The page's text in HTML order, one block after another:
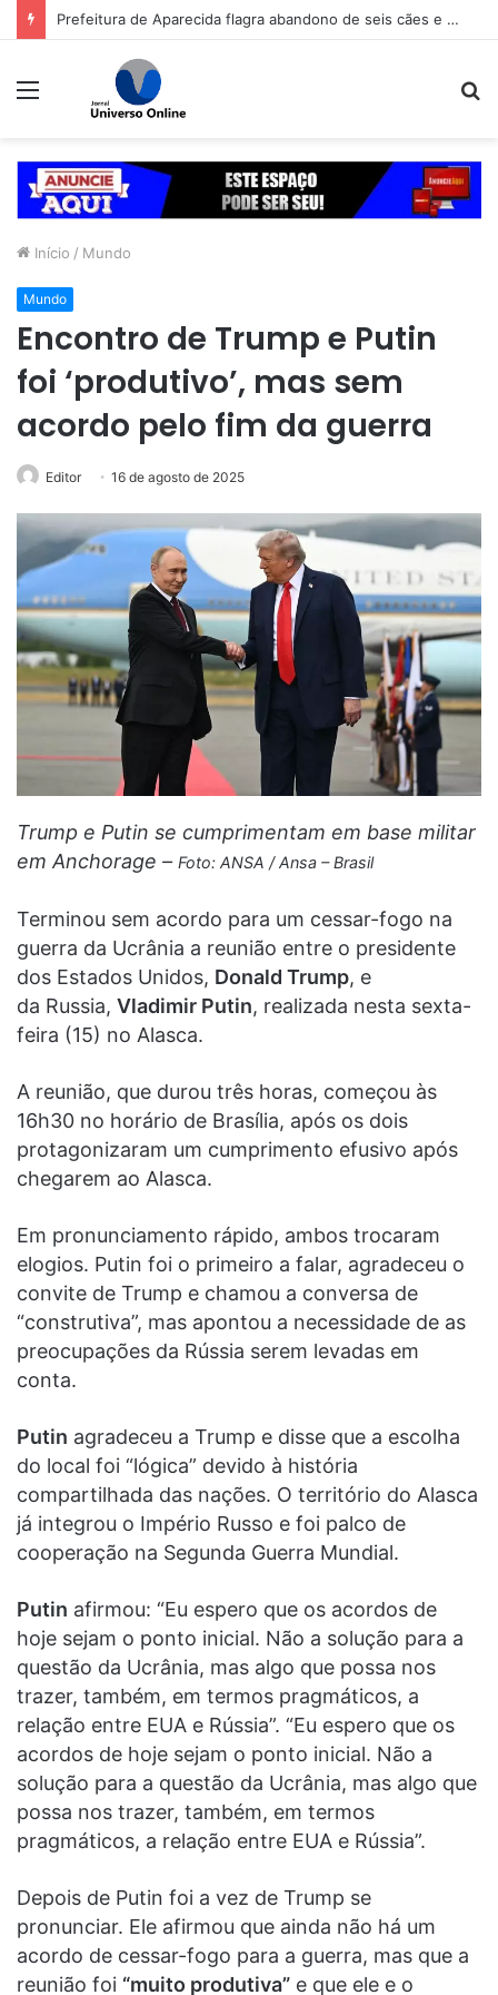
Prefeitura de Goiânia intensifica trabalho de enfrentamento da violência contra a mulher durante campanha Agosto Lilás
Menu
Início / Mundo
Mundo
Encontro de Trump e Putin
foi ‘produtivo’, mas sem
acordo pelo fim da guerra
Editor 16 de agosto de 2025
Trump e Putin se cumprimentam em base militar
em Anchorage – Foto: ANSA / Ansa – Brasil
Terminou sem acordo para um cessar-fogo na
guerra da Ucrânia a reunião entre o presidente
dos Estados Unidos, Donald Trump, e
da Russia, Vladimir Putin, realizada nesta sexta-
feira (15) no Alasca.
A reunião, que durou três horas, começou às
16h30 no horário de Brasília, após os dois
protagonizaram um cumprimento efusivo após
chegarem ao Alasca.
Em pronunciamento rápido, ambos trocaram
elogios. Putin foi o primeiro a falar, agradeceu o
convite de Trump e chamou a conversa de
“construtiva”, mas apontou a necessidade de as
preocupações da Rússia serem levadas em
conta.
Putin agradeceu a Trump e disse que a escolha
do local foi “lógica” devido à história
compartilhada das nações. O território do Alasca
já integrou o Império Russo e foi palco de
cooperação na Segunda Guerra Mundial.
Putin afirmou: “Eu espero que os acordos de
hoje sejam o ponto inicial. Não a solução para a
questão da Ucrânia, mas algo que possa nos
trazer, também, em termos pragmáticos, a
relação entre EUA e Rússia”. “Eu espero que os
acordos de hoje sejam o ponto inicial. Não a
solução para a questão da Ucrânia, mas algo que
possa nos trazer, também, em termos
pragmáticos, a relação entre EUA e Rússia”.
Depois de Putin foi a vez de Trump se
pronunciar. Ele afirmou que ainda não há um
acordo de cessar-fogo para a guerra, mas que a
reunião foi “muito produtiva” e que ele e o